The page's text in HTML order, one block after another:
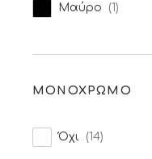
Μαύρο (1)
ΜΟΝΟΧΡΩΜΟ
Όχι (14)